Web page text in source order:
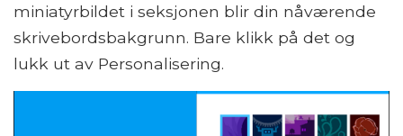
miniatyrbildet i seksjonen blir din nåværende
skrivebordsbakgrunn. Bare klikk på det og
lukk ut av Personalisering.